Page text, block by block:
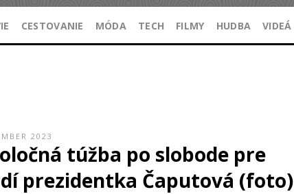
CESTOVANIE MÓDA TECH FILMY HUDBA VIDEÁ
2023
túžba po slobode pre
prezidentka Čaputová (foto)